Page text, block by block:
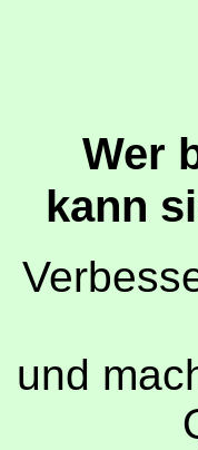
Wer
kann
und